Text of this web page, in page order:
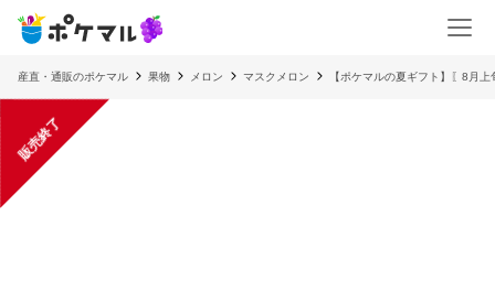
産直・通販のポケマル 果物 メロン マスクメロン 【ポケマルの夏ギフト】〖8月
販売終了